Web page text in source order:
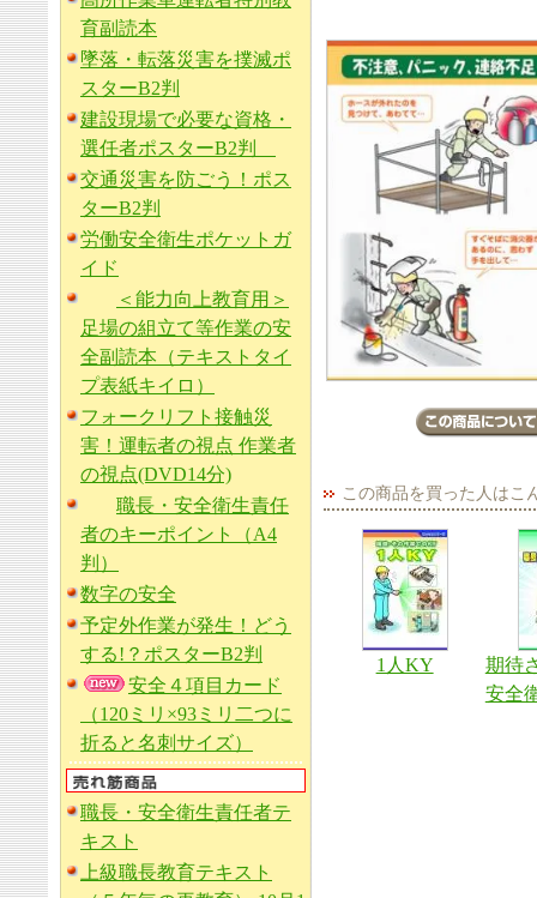
育副読本
墜落・転落災害を撲滅ポ
スターB2判
建設現場で必要な資格・
選任者ポスターB2判
交通災害を防ごう！ポス
ターB2判
労働安全衛生ポケットガ
イド
＜能力向上教育用＞
足場の組立て等作業の安
全副読本（テキストタイ
プ表紙キイロ）
フォークリフト接触災
害！運転者の視点 作業者
の視点(DVD14分)
職長・安全衛生責任
者のキーポイント（A4
判）
数字の安全
予定外作業が発生！どう
する!？ポスターB2判
安全４項目カード
（120ミリ×93ミリ二つに
折ると名刺サイズ）
職長・安全衛生責任者テ
キスト
上級職長教育テキスト
この商品を買った人はこ
1人KY
期待
安全